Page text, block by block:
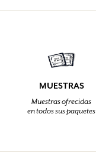
MUESTRAS
Muestras ofrecidas
en todos sus paquetes